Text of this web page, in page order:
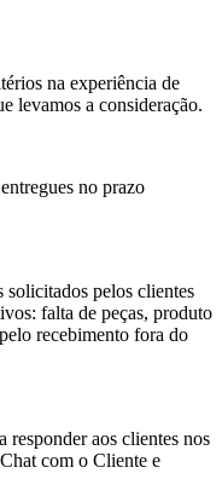
na experiência de
levamos a consideração.
no prazo
solicitados pelos clientes
falta de peças, produto
recebimento fora do
responder aos clientes nos
com o Cliente e